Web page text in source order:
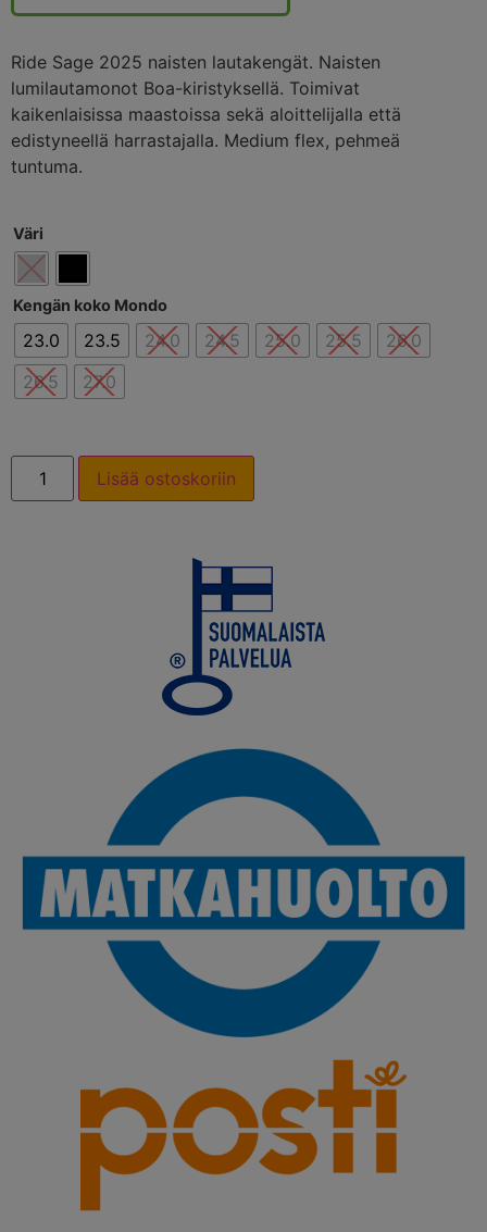
Ride Sage 2025 naisten lautakengät. Naisten
lumilautamonot Boa-kiristyksellä. Toimivat
kaikenlaisissa maastoissa sekä aloittelijalla että
edistyneellä harrastajalla. Medium flex, pehmeä
tuntuma.
Väri
Kengän koko Mondo
23.0 23.5 24.0 24.5 25.0 25.5
26.0
26.5
27.0
Lisää ostoskoriin